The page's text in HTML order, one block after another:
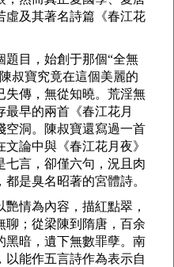
虛及其著名詩篇《春江花
目，始創于那個“全無
叔寶究竟在這個美麗的
失傳，無從知曉。荒淫無
早的兩首《春江花月
空洞。陳叔寶還寫過一首
文論中與《春江花月夜》
七言，卻僅六句，況且肉
是臭名昭著的宮體詩。
情為內容，描紅點翠，
聊；從梁陳到隋唐，百余
黑暗，遺下無數罪孽。南
以能作五言詩作為表示自